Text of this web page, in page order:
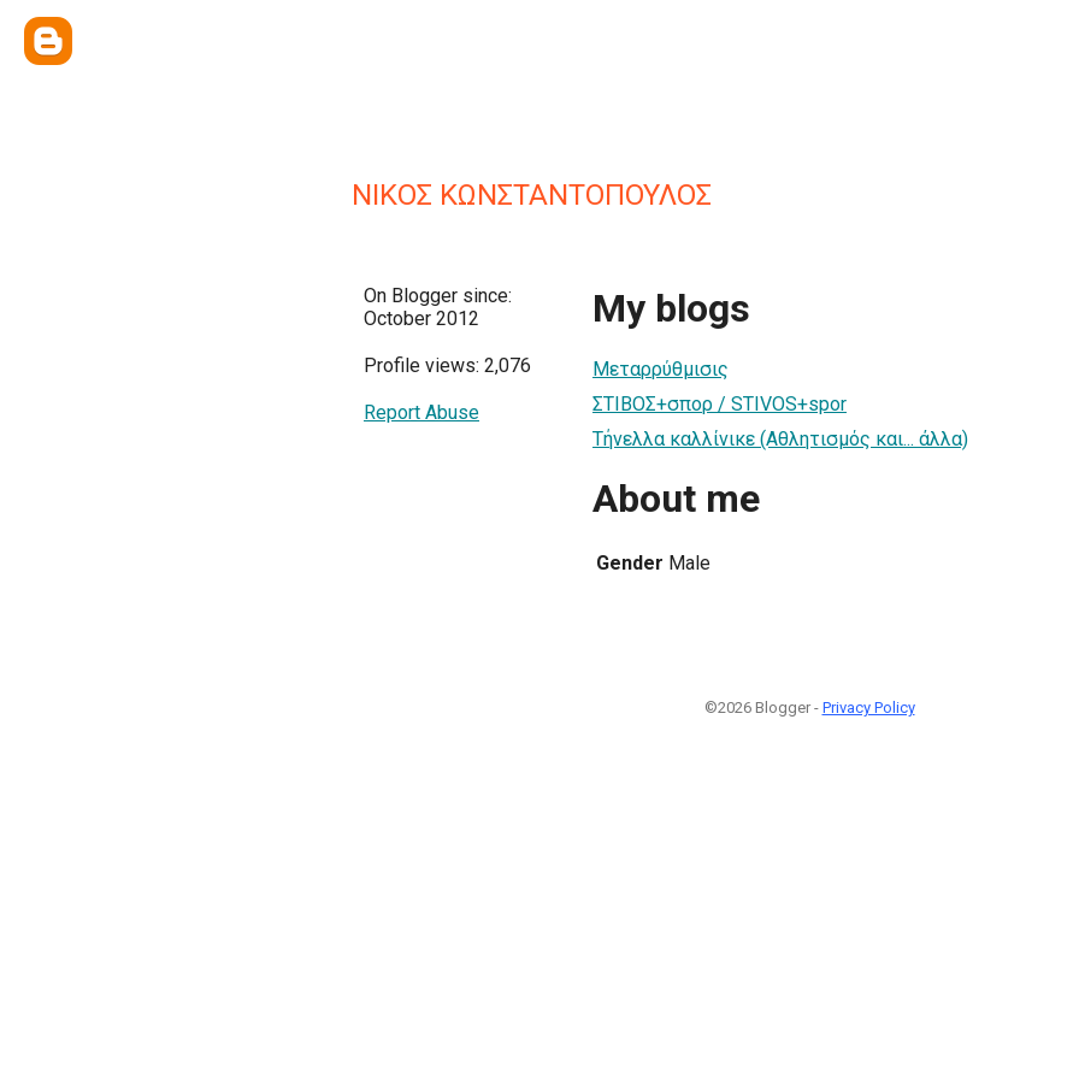
ΝΙΚΟΣ ΚΩΝΣΤΑΝΤΟΠΟΥΛΟΣ
On Blogger since:
October 2012
Profile views: 2,076
Report Abuse
My blogs
Μεταρρύθμισις
ΣΤΙΒΟΣ+σπορ / STIVOS+spor
Τήνελλα καλλίνικε (Αθλητισμός και... άλλα)
About me
Gender Male
©2026 Blogger - Privacy Policy